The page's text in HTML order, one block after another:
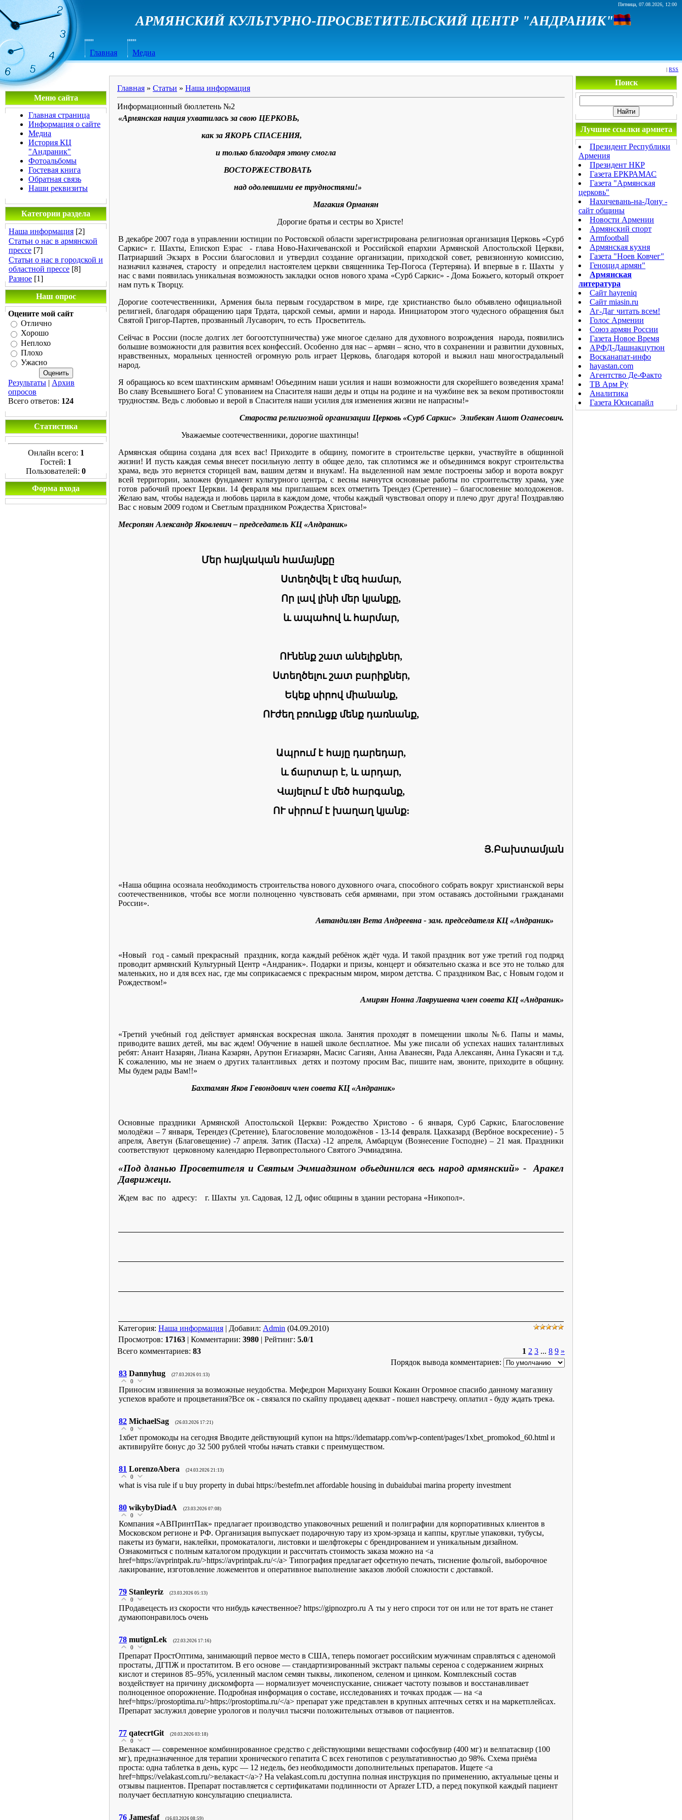
Пятница, 07.08.2026, 12:00
АРМЯНСКИЙ КУЛЬТУРНО-ПРОСВЕТИТЕЛЬСКИЙ ЦЕНТР "АНДРАНИК"
Главная Медиа
| RSS
Меню сайта
Главная страница
Информация о сайте
Медиа
История КЦ
"Андраник"
Фотоальбомы
Гостевая книга
Обратная связь
Наши реквизиты
Категории раздела
Наша информация [2]
Статьи о нас в армянской
прессе [7]
Статьи о нас в городской и
областной прессе [8]
Разное [1]
Наш опрос
Оцените мой сайт
Отлично
Хорошо
Неплохо
Плохо
Ужасно
Результаты | Архив
опросов
Всего ответов: 124
Статистика
Онлайн всего: 1
Гостей: 1
Пользователей: 0
Форма входа
Главная » Статьи » Наша информация
Информационный бюллетень №2
«Армянская нация ухватилась за свою ЦЕРКОВЬ,
как за ЯКОРЬ СПАСЕНИЯ,
и только благодаря этому смогла
ВОСТОРЖЕСТВОВАТЬ
над одолевшими ее трудностями!»
Магакия Орманян
Дорогие братья и сестры во Христе!
В декабре 2007 года в управлении юстиции по Ростовской области зарегистрирована религиозная организация Церковь «Сурб
Саркис» г. Шахты, Епископ Езрас - глава Ново-Нахичеванской и Российской епархии Армянской Апостольской Церкви,
Патриарший Экзарх в России благословил и утвердил создание организации, приходской совет, ревизионную комиссию,
назначил казначея, старосту и определил настоятелем церкви священника Тер-Погоса (Тертеряна). И впервые в г. Шахты у
нас с вами появилась уникальная возможность закладки основ нового храма «Сурб Саркис» - Дома Божьего, который откроет
нам путь к Творцу.
Дорогие соотечественники, Армения была первым государством в мире, где христианство было объявлено официальной
религией, благодаря обращению царя Трдата, царской семьи, армии и народа. Инициатором этого чудесного обращения был
Святой Григор-Партев, прозванный Лусаворич, то есть Просветитель.
Сейчас в России (после долгих лет богоотступничества) уже многое сделано для духовного возрождения народа, появились
большие возможности для развития всех конфессий. Особенно для нас – армян – ясно, что в сохранении и развитии духовных,
нравственных, моральных ценностей огромную роль играет Церковь, благодаря которой и выжил наш многострадальный
народ.
Я обращаюсь ко всем шахтинским армянам! Объединим наши усилия и наши возможности для скорейшего возведения храма!
Во славу Всевышнего Бога! С упованием на Спасителя наши деды и отцы на родине и на чужбине век за веком противостояли
трудностям. Ведь с любовью и верой в Спасителя наши усилия для изменения жизни не напрасны!»
Староста религиозной организации Церковь «Сурб Саркис» Элибекян Ашот Оганесович.
Уважаемые соотечественники, дорогие шахтинцы!
Армянская община создана для всех вас! Приходите в общину, помогите в строительстве церкви, участвуйте в общинной
жизни! И пусть каждая семья внесет посильную лепту в общее дело, так сплотимся же и объединимся вокруг строительства
храма, ведь это вернется сторицей вам, вашим детям и внукам!. На выделенной нам земле построены забор и ворота вокруг
всей территории, заложен фундамент культурного центра, с весны начнутся основные работы по строительству храма, уже
готов рабочий проект Церкви. 14 февраля мы приглашаем всех отметить Трендез (Сретение) – благословение молодоженов.
Желаю вам, чтобы надежда и любовь царила в каждом доме, чтобы каждый чувствовал опору и плечо друг друга! Поздравляю
Вас с новым 2009 годом и Светлым праздником Рождества Христова!»
Месропян Александр Яковлевич – председатель КЦ «Андраник»
Մեր հայկական համայնքը
Ստեղծվել է մեզ համար,
Որ լավ լինի մեր կյանքը,
և ապահով և հարմար,
ՈՒնենք շատ անելիքներ,
Ստեղծելու շատ բարիքներ,
Եկեք սիրով միանանք,
ՈՒժեղ բռունցք մենք դառնանք,
Ապրում է հայը դարեդար,
և ճարտար է, և արդար,
Վայելում է մեծ հարգանք,
ՈՒ սիրում է խաղաղ կյանք:
Յ.Բախտամյան
«Наша община осознала необходимость строительства нового духовного очага, способного собрать вокруг христианской веры
соотечественников, чтобы все могли полноценно чувствовать себя армянами, при этом оставаясь достойными гражданами
России».
Автандилян Вета Андреевна - зам. председателя КЦ «Андраник»
«Новый год - самый прекрасный праздник, когда каждый ребёнок ждёт чуда. И такой праздник вот уже третий год подряд
проводит армянский Культурный Центр «Андраник». Подарки и призы, концерт и обязательно сказка и все это не только для
маленьких, но и для всех нас, где мы соприкасаемся с прекрасным миром, миром детства. С праздником Вас, с Новым годом и
Рождеством!»
Амирян Нонна Лаврушевна член совета КЦ «Андраник»
«Третий учебный год действует армянская воскресная школа. Занятия проходят в помещении школы №6. Папы и мамы,
приводите ваших детей, мы вас ждем! Обучение в нашей школе бесплатное. Мы уже писали об успехах наших талантливых
ребят: Анаит Назарян, Лиана Казарян, Арутюн Егиазарян, Масис Сагиян, Анна Аванесян, Рада Алексанян, Анна Гукасян и т.д.
К сожалению, мы не знаем о других талантливых детях и поэтому просим Вас, пишите нам, звоните, приходите в общину.
Мы будем рады Вам!!»
Бахтамян Яков Гевондович член совета КЦ «Андраник»
Основные праздники Армянской Апостольской Церкви: Рождество Христово - 6 января, Сурб Саркис, Благословение
молодёжи – 7 января, Терендез (Сретение), Благословение молодожёнов - 13-14 февраля. Цахказард (Вербное воскресение) - 5
апреля, Аветун (Благовещение) -7 апреля. Затик (Пасха) -12 апреля, Амбарцум (Вознесение Господне) – 21 мая. Праздники
соответствуют церковному календарю Первопрестольного Святого Эчмиадзина.
«Под дланью Просветителя и Святым Эчмиадзином объединился весь народ армянский» - Аракел
Даврижеци.
Ждем вас по адресу: г. Шахты ул. Садовая, 12 Д, офис общины в здании ресторана «Никопол».
Категория: Наша информация | Добавил: Admin (04.09.2010)
Просмотров: 17163 | Комментарии: 3980 | Рейтинг: 5.0/1
Всего комментариев: 83 1 2 3 ... 8 9 »
Порядок вывода комментариев:
83 Dannyhug (27.03.2026 01:13)
0
Приносим извинения за возможные неудобства. Мефедрон Марихуану Бошки Кокаин Огромное спасибо данному магазину
успехов вработе и процветания?Все ок - связался по скайпу продавец адекват - пошел навстречу. оплатил - буду ждать трека.
82 MichaelSag (26.03.2026 17:21)
0
1хбет промокоды на сегодня Вводите действующий купон на https://idematapp.com/wp-content/pages/1xbet_promokod_60.html и
активируйте бонус до 32 500 рублей чтобы начать ставки с преимуществом.
81 LorenzoAbera (24.03.2026 21:13)
0
what is visa rule if u buy property in dubai https://bestefm.net affordable housing in dubaidubai marina property investment
80 wikybyDiadA (23.03.2026 07:08)
0
Компания «АВПринтПак» предлагает производство упаковочных решений и полиграфии для корпоративных клиентов в
Московском регионе и РФ. Организация выпускает подарочную тару из хром-эрзаца и каппы, круглые упаковки, тубусы,
пакеты из бумаги, наклейки, промокаталоги, листовки и шелфтокеры с брендированием и уникальным дизайном.
Ознакомиться с полным каталогом продукции и рассчитать стоимость заказа можно на <a
href=https://avprintpak.ru/>https://avprintpak.ru/</a> Типография предлагает офсетную печать, тиснение фольгой, выборочное
лакирование, изготовление ложементов и оперативное выполнение заказов любой сложности с доставкой.
79 Stanleyriz (23.03.2026 05:13)
0
ПРодавецесть из скорости что нибудь качественное? https://gipnozpro.ru А ты у него спроси тот он или не тот врать не станет
думаюпонравилось очень
78 mutignLek (22.03.2026 17:16)
0
Препарат ПростОптима, занимающий первое место в США, теперь помогает российским мужчинам справляться с аденомой
простаты, ДГПЖ и простатитом. В его основе — стандартизированный экстракт пальмы сереноа с содержанием жирных
кислот и стеринов 85–95%, усиленный маслом семян тыквы, ликопеном, селеном и цинком. Комплексный состав
воздействует на причину дискомфорта — нормализует мочеиспускание, снижает частоту позывов и восстанавливает
полноценное опорожнение. Подробная информация о составе, исследованиях и точках продаж — на <a
href=https://prostoptima.ru/>https://prostoptima.ru/</a> препарат уже представлен в крупных аптечных сетях и на маркетплейсах.
Препарат заслужил доверие урологов и получил тысячи положительных отзывов от пациентов.
77 qatecrtGit (20.03.2026 03:18)
0
Велакаст — современное комбинированное средство с действующими веществами софосбувир (400 мг) и велпатасвир (100
мг), предназначенное для терапии хронического гепатита С всех генотипов с результативностью до 98%. Схема приёма
проста: одна таблетка в день, курс — 12 недель, без необходимости дополнительных препаратов. Ищете <a
href=https://velakast.com.ru/>велакаст</a>? На velakast.com.ru доступна полная инструкция по применению, актуальные цены и
отзывы пациентов. Препарат поставляется с сертификатами подлинности от Aprazer LTD, а перед покупкой каждый пациент
получает бесплатную консультацию специалиста.
76 Jamesfaf (16.03.2026 08:59)
Поиск
Лучшие ссылки армнета
Президент Республики
Армения
Президент НКР
Газета ЕРКРАМАС
Газета "Армянская
церковь"
Нахичевань-на-Дону -
сайт общины
Новости Армении
Армянский спорт
Armfootball
Армянская кухня
Газета "Ноев Ковчег"
Геноцид армян"
Армянская
литература
Сайт hayreniq
Сайт miasin.ru
Аг-Даг читать всем!
Голос Армении
Союз армян России
Газета Новое Время
АРФД-Дашнакцутюн
Восканапат-инфо
hayastan.com
Агентство Де-Факто
ТВ Арм Ру
Аналитика
Газета Юсисапайл